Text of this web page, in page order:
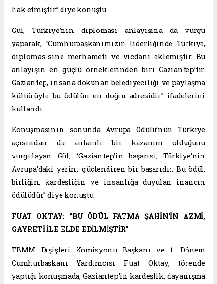
hak etmiştir” diye konuştu.
Gül, Türkiye’nin diplomasi anlayışına da vurgu
yaparak, “Cumhurbaşkanımızın liderliğinde Türkiye,
diplomasisine merhameti ve vicdanı eklemiştir. Bu
anlayışın en güçlü örneklerinden biri Gaziantep’tir.
Gaziantep, insana dokunan belediyeciliği ve paylaşma
kültürüyle bu ödülün en doğru adresidir” ifadelerini
kullandı.
Konuşmasının sonunda Avrupa Ödülü’nün Türkiye
açısından da anlamlı bir kazanım olduğunu
vurgulayan Gül, “Gaziantep’in başarısı, Türkiye’nin
Avrupa’daki yerini güçlendiren bir başarıdır. Bu ödül,
birliğin, kardeşliğin ve insanlığa duyulan inancın
ödülüdür” diye konuştu.
FUAT OKTAY: “BU ÖDÜL FATMA ŞAHİN’İN AZMİ,
GAYRETİ İLE ELDE EDİLMİŞTİR”
TBMM Dışişleri Komisyonu Başkanı ve 1. Dönem
Cumhurbaşkanı Yardımcısı Fuat Oktay, törende
yaptığı konuşmada, Gaziantep’in kardeşlik, dayanışma